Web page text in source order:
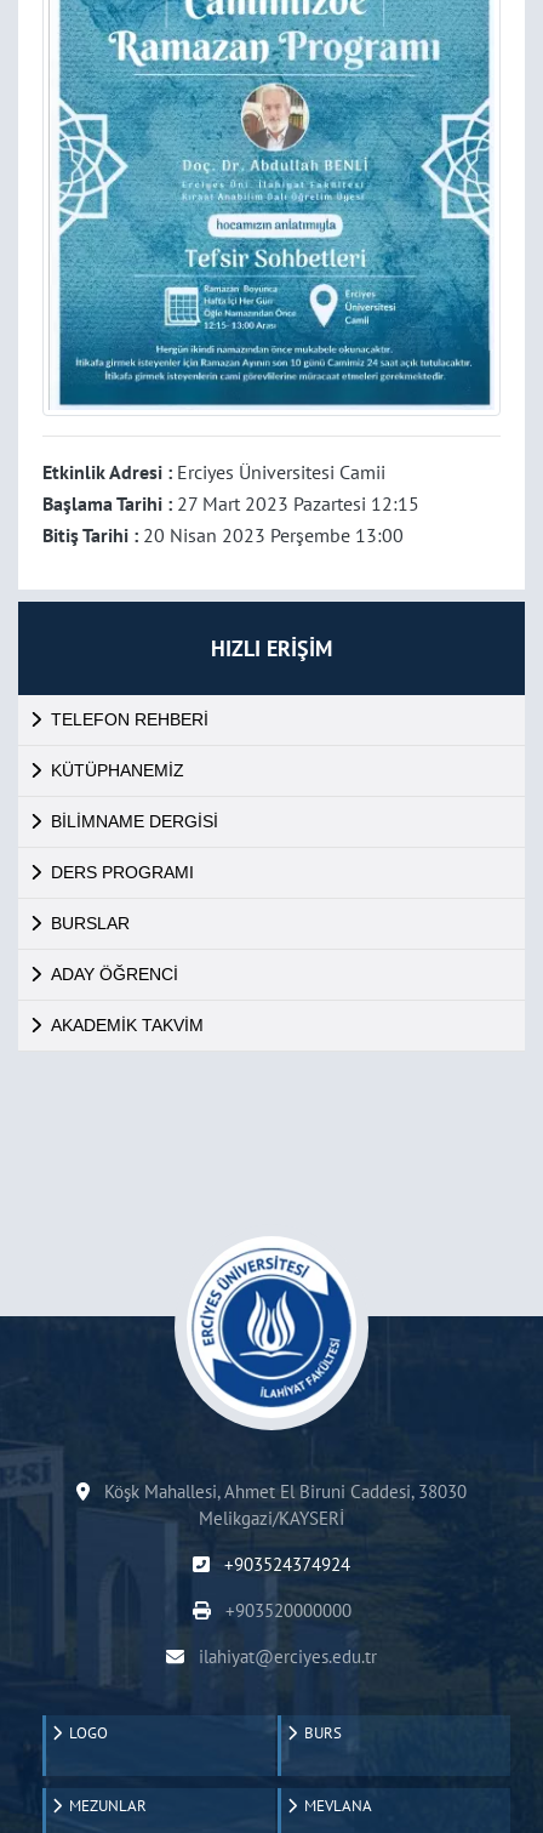
HIZLI ERİŞİM
TELEFON REHBERİ
KÜTÜPHANEMİZ
BİLİMNAME DERGİSİ
DERS PROGRAMI
BURSLAR
ADAY ÖĞRENCİ
AKADEMİK TAKVİM
Etkinlik Adresi : Erciyes Üniversitesi Camii
Başlama Tarihi : 27 Mart 2023 Pazartesi 12:15
Bitiş Tarihi : 20 Nisan 2023 Perşembe 13:00
Köşk Mahallesi, Ahmet El Biruni Caddesi, 38030
Melikgazi/KAYSERİ
+903524374924
+903520000000
ilahiyat@erciyes.edu.tr
LOGO BURS
MEZUNLAR MEVLANA